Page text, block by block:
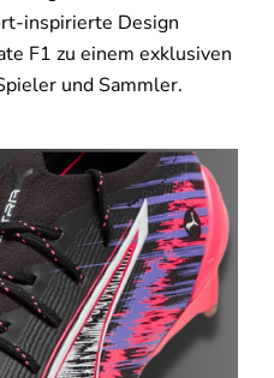
inspirierte Design
F1 zu einem exklusiven
und Sammler.